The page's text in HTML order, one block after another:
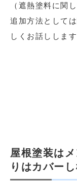
（遮熱塗料に関
追加方法として
しくお話しします
屋根塗装は
りはカバー